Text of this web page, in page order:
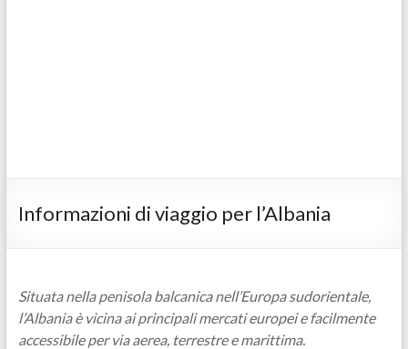
Informazioni di viaggio per l’Albania
Situata nella penisola balcanica nell’Europa sudorientale,
l’Albania è vicina ai principali mercati europei e facilmente
accessibile per via aerea, terrestre e marittima.